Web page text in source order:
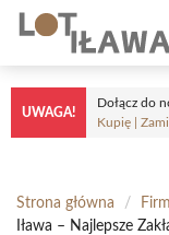
Przejdź
treści
UWAGA!
Dołącz do
Kupię |
Strona główna /
Iława – Najlepsze